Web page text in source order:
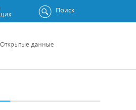
Поиск
Открытые данные